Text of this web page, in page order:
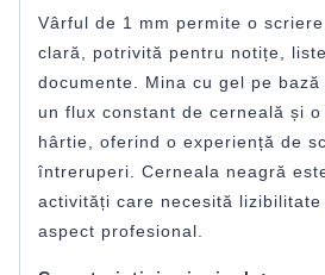
Vârful de 1 mm permite o
clară, potrivită pentru notițe,
documente. Mina cu gel pe
un flux constant de cerneală și
hârtie, oferind o experiență de
întreruperi. Cerneala neagră
activități care necesită
aspect profesional.